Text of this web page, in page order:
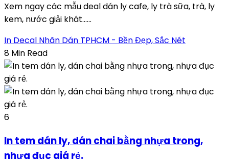
Xem ngay các mẫu deal dán ly cafe, ly trà sữa, trà, ly
kem, nước giải khát…...
In Decal Nhãn Dán TPHCM - Bền Đẹp, Sắc Nét
8 Min Read
6
In tem dán ly, dán chai bằng nhựa trong,
nhựa đục giá rẻ.